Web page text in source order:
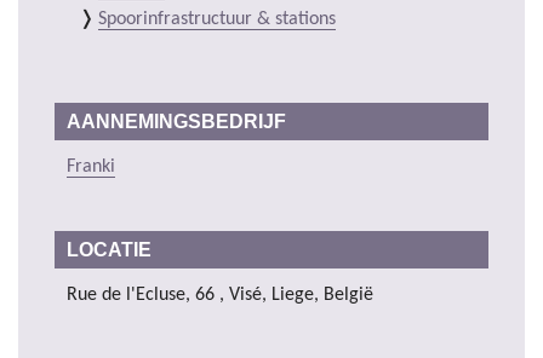
Spoorinfrastructuur & stations
AANNEMINGSBEDRIJF
Franki
LOCATIE
Rue de l'Ecluse, 66 , Visé, Liege, België